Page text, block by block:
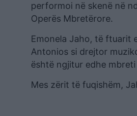
performoi në skenë në
Operës Mbretërore.
Emonela Jaho, të ftuarit
Antonios si drejtor
është ngjitur edhe mbreti
Mes zërit të fuqishëm,